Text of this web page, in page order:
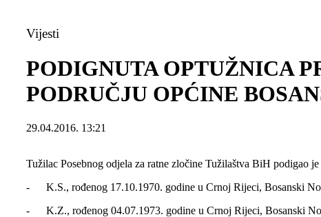
Vijesti
PODIGNUTA OPTUŽNICA
PODRUČJU OPĆINE
29.04.2016. 13:21
Tužilac Posebnog odjela za ratne zločine Tužilaštva BiH podigao
- K.S., rođenog 17.10.1970. godine u Crnoj Rijeci, Bosanski
- K.Z., rođenog 04.07.1973. godine u Crnoj Rijeci, Bosanski